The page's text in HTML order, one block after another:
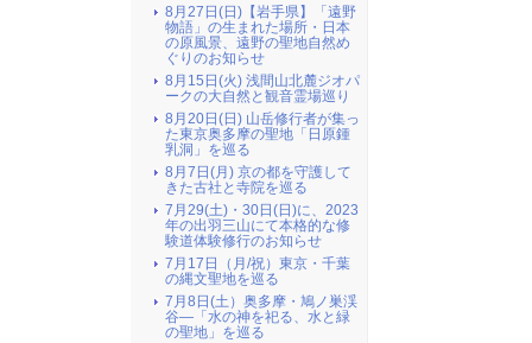
8月27日(日)【岩手県】「遠野
物語」の生まれた場所・日本
の原風景、遠野の聖地自然め
ぐりのお知らせ
8月15日(火) 浅間山北麓ジオパ
ークの大自然と観音霊場巡り
8月20日(日) 山岳修行者が集っ
た東京奥多摩の聖地「日原鍾
乳洞」を巡る
8月7日(月) 京の都を守護して
きた古社と寺院を巡る
7月29(土)・30日(日)に、2023
年の出羽三山にて本格的な修
験道体験修行のお知らせ
7月17日（月/祝）東京・千葉
の縄文聖地を巡る
7月8日(土）奥多摩・鳩ノ巣渓
谷―「水の神を祀る、水と緑
の聖地」を巡る